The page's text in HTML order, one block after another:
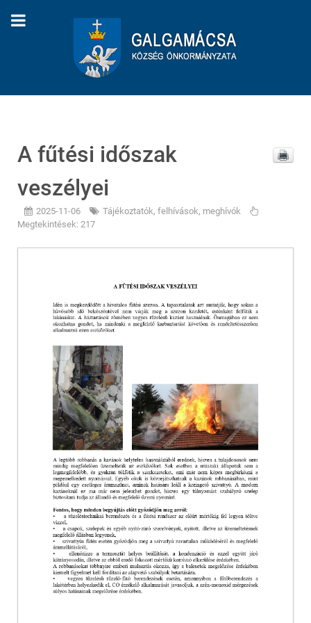
A fűtési időszak
veszélyei
2025-11-06
Tájékoztatók, felhívások, meghívók
Megtekintések: 217